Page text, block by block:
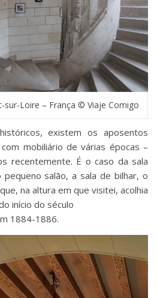
sur-Loire – França © Viaje Comigo
existem os aposentos
mobiliário de várias épocas –
recentemente. É o caso da sala
salão, a sala de bilhar, o
na altura em que visitei, acolhia
início do século
1884-1886.